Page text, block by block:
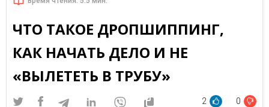
ЧТО ТАКОЕ ДРОПШИППИНГ,
КАК НАЧАТЬ ДЕЛО И НЕ
«ВЫЛЕТЕТЬ В ТРУБУ»
2 0